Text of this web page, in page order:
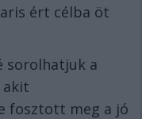
ért célba öt
sorolhatjuk a
akit
fosztott meg a jó